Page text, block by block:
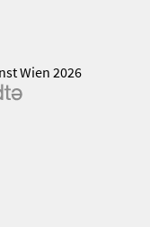
Wien 2026